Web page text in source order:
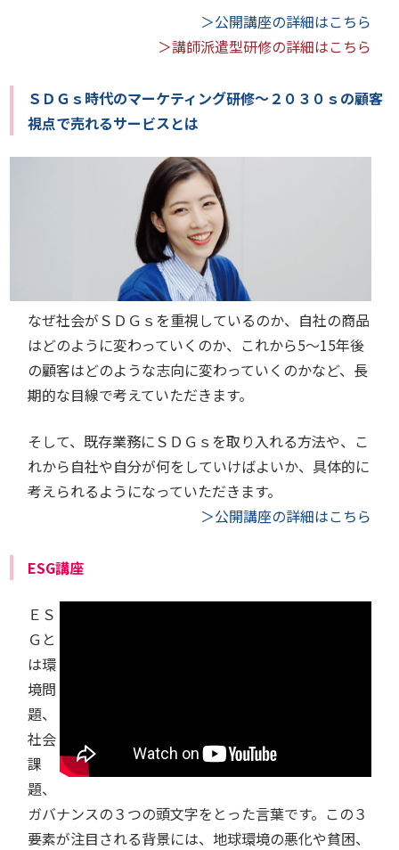
＞公開講座の詳細はこちら
＞講師派遣型研修の詳細はこちら
ＳＤＧｓ時代のマーケティング研修～２０３０ｓの顧客
視点で売れるサービスとは
なぜ社会がＳＤＧｓを重視しているのか、自社の商品
はどのように変わっていくのか、これから5～15年後
の顧客はどのような志向に変わっていくのかなど、長
期的な目線で考えていただきます。
そして、既存業務にＳＤＧｓを取り入れる方法や、こ
れから自社や自分が何をしていけばよいか、具体的に
考えられるようになっていただきます。
＞公開講座の詳細はこちら
ESG講座
ＥＳ
Ｇと
は環
境問
題、
社会
課
題、
ガバナンスの３つの頭文字をとった言葉です。この３
要素が注目される背景には、地球環境の悪化や貧困、